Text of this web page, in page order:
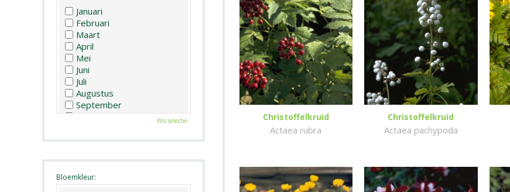
Christoffelkruid
Actaea rubra
Christoffelkruid
Actaea pachypoda
Januari
Februari
Maart
April
Mei
Juni
Juli
Augustus
September
Oktober
Wis selectie
Bloemkleur: